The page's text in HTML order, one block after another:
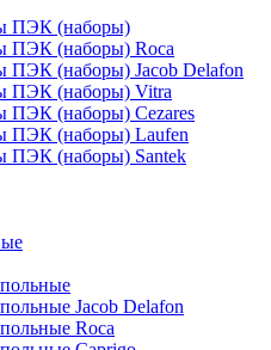
ПЭК (наборы)
ПЭК (наборы) Roca
ПЭК (наборы) Jacob Delafon
ПЭК (наборы) Vitra
ПЭК (наборы) Cezares
ПЭК (наборы) Laufen
ПЭК (наборы) Santek
Jacob Delafon
Roca